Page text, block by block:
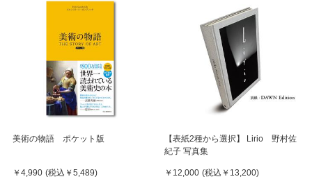
美術の物語 ポケット版
￥4,990 (税込 ￥5,489)
【表紙2種から選択】 Lirio 野村佐
紀子 写真集
￥12,000 (税込 ￥13,200)